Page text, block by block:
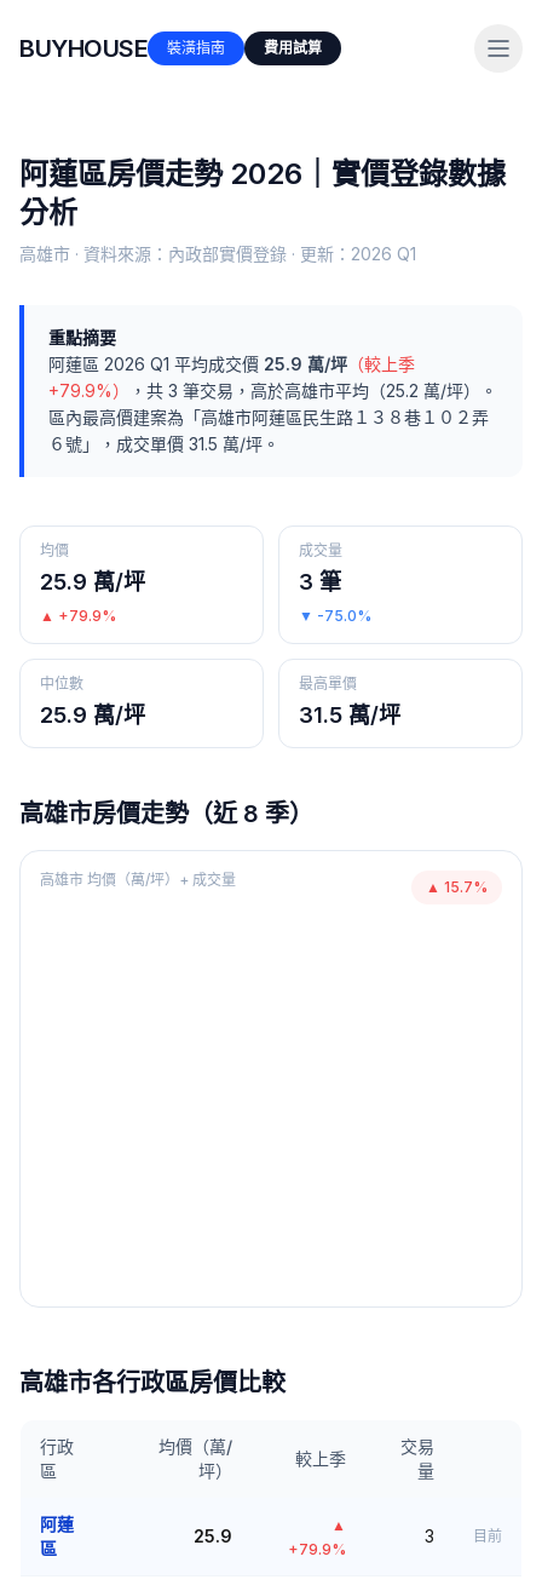
BUYHOUSE 裝潢指南 費用試算
阿蓮區房價走勢 2026｜實價登錄數據
分析
高雄市 · 資料來源：內政部實價登錄 · 更新： 2026 Q1
重點摘要
阿蓮區 2026 Q1 平均成交價 25.9 萬/坪 （較上季
+79.9%） ，共 3 筆交易 ， 高於高雄市平均（25.2 萬/坪）
。
區內最高價建案為「高雄市阿蓮區民生路１３８巷１０２弄
６號」，成交單價 31.5 萬/坪。
均價
25.9 萬/坪
▲ +79.9%
成交量
3 筆
▼ -75.0%
中位數
25.9 萬/坪
最高單價
31.5 萬/坪
高雄市房價走勢（近 8 季）
高雄市 均價（萬/坪）+ 成交量 ▲ 15.7%
高雄市各行政區房價比較
行政
區
均價（萬/
坪）
較上季
交易
量
阿蓮
區
25.9
▲
+79.9%
3 目前